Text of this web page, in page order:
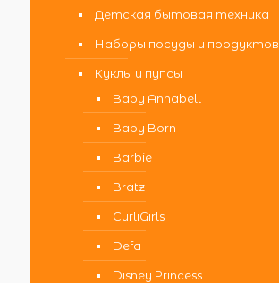
Детская бытовая техника
Наборы посуды и продуктов
Куклы и пупсы
Baby Annabell
Baby Born
Barbie
Bratz
CurliGirls
Defa
Disney Princess